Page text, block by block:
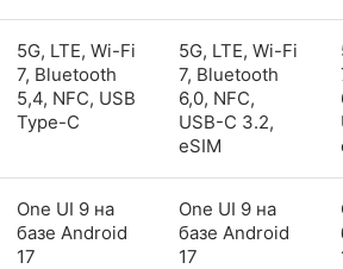
5G, LTE, Wi-Fi
7, Bluetooth
5,4, NFC, USB
Type-C
5G, LTE, Wi-Fi
7, Bluetooth
6,0, NFC,
USB-C 3.2,
eSIM
One UI 9 на
базе Android
17
One UI 9 на
базе Android
17